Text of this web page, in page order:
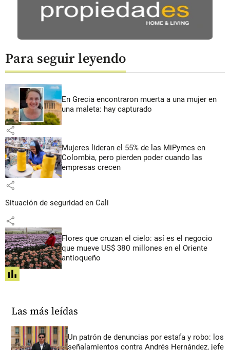
Para seguir leyendo
En Grecia encontraron muerta a una mujer en
una maleta: hay capturado
share
Mujeres lideran el 55% de las MiPymes en
Colombia, pero pierden poder cuando las
empresas crecen
share
Situación de seguridad en Cali
share
Flores que cruzan el cielo: así es el negocio
que mueve US$ 380 millones en el Oriente
antioqueño
share
Las más leídas
Un patrón de denuncias por estafa y robo: los
señalamientos contra Andrés Hernández, jefe